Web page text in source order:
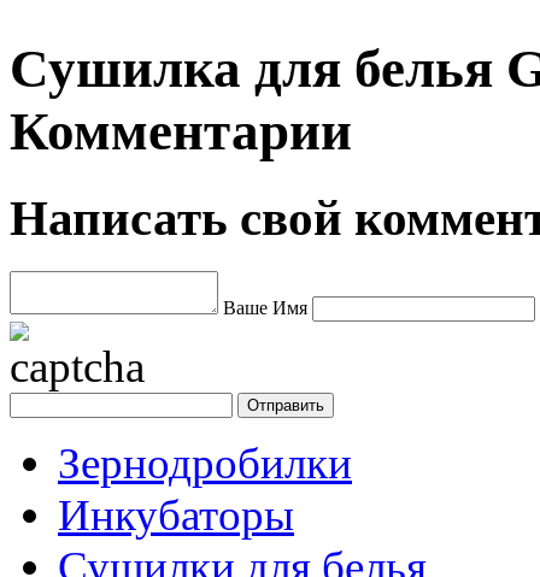
Сушилка для белья
Комментарии
Написать свой
Ваше Имя
Зернодробилки
Инкубаторы
Сушилки для белья